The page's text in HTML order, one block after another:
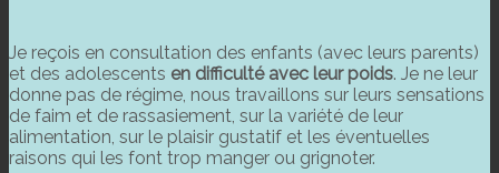
Je reçois en consultation des enfants (avec leurs parents)
et des adolescents en difficulté avec leur poids. Je ne leur
donne pas de régime, nous travaillons sur leurs sensations
de faim et de rassasiement, sur la variété de leur
alimentation, sur le plaisir gustatif et les éventuelles
raisons qui les font trop manger ou grignoter.